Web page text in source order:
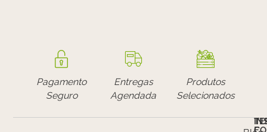
Pagamento
Seguro
Entregas
Agendada
Produtos
Selecionados